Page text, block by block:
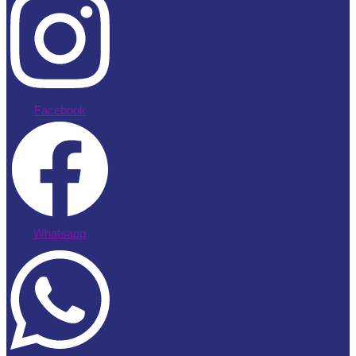
Facebook
Whatsapp